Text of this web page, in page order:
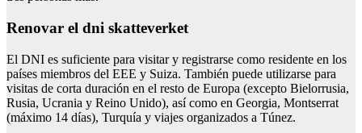
Renovar el dni skatteverket
El DNI es suficiente para visitar y registrarse como residente en los
países miembros del EEE y Suiza. También puede utilizarse para
visitas de corta duración en el resto de Europa (excepto Bielorrusia,
Rusia, Ucrania y Reino Unido), así como en Georgia, Montserrat
(máximo 14 días), Turquía y viajes organizados a Túnez.